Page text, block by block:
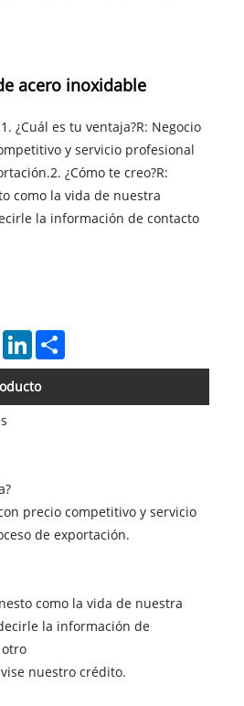
acero inoxidable
¿Cuál es tu ventaja?R: Negocio
y servicio profesional
¿Cómo te creo?R:
como la vida de nuestra
la información de contacto
LinkedInShare
precio competitivo y servicio
de exportación.
como la vida de nuestra
la información de
nuestro crédito.